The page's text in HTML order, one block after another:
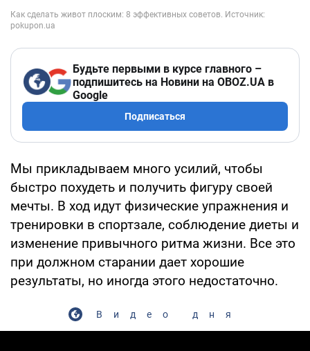
Будьте первыми в курсе главного –
подпишитесь на Новини на OBOZ.UA в
Google
Подписаться
Мы прикладываем много усилий, чтобы
быстро похудеть и получить фигуру своей
мечты. В ход идут физические упражнения и
тренировки в спортзале, соблюдение диеты и
изменение привычного ритма жизни. Все это
при должном старании дает хорошие
результаты, но иногда этого недостаточно.
Видео дня